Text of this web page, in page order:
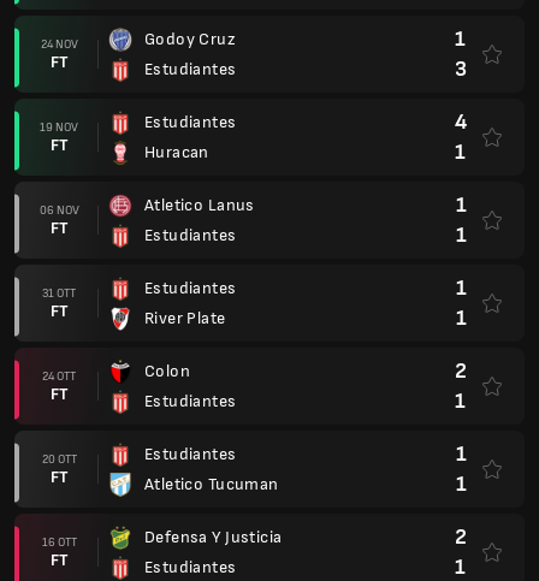
24 NOV
FT
Godoy Cruz
Estudiantes
1
3
19 NOV
FT
Estudiantes
Huracan
4
1
06 NOV
FT
Atletico Lanus
Estudiantes
1
1
31 OTT
FT
Estudiantes
River Plate
1
1
24 OTT
FT
Colon
Estudiantes
2
1
20 OTT
FT
Estudiantes
Atletico Tucuman
1
1
16 OTT
FT
Defensa Y Justicia
Estudiantes
2
1